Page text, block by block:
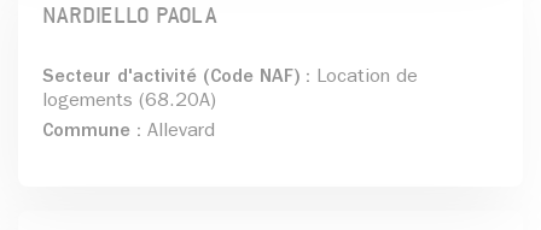
NARDIELLO PAOLA
Secteur d'activité (Code NAF) : Location de
logements (68.20A)
Commune : Allevard